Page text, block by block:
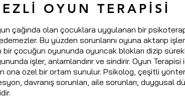
OYUN TERAPİSİ
çağında olan çocuklara uygulanan bir
Bu yüzden sorunlarını oyuna aktarıp
çocuğun oyununda oyuncak blokları dizip
işler, anlamlandırır ve sindirir. Oyun
ona özel bir ortam sunulur. Psikolog, çeşitli
davranış sorunları, aile sorunları, duygusal